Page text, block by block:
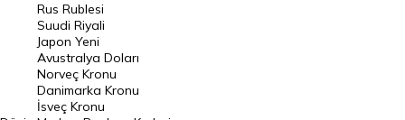
Riyal Kuru
Avustralya Doları
Danimarka Kronu Kuru
Kanada Doları Kuru
Rus Rublesi
Suudi Riyali
Japon Yeni
Avustralya Doları
Norveç Kronu
Danimarka Kronu
İsveç Kronu